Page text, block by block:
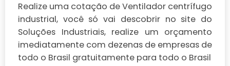
Realize uma cotação de Ventilador centrífugo
industrial, você só vai descobrir no site do
Soluções Industriais, realize um orçamento
imediatamente com dezenas de empresas de
todo o Brasil gratuitamente para todo o Brasil